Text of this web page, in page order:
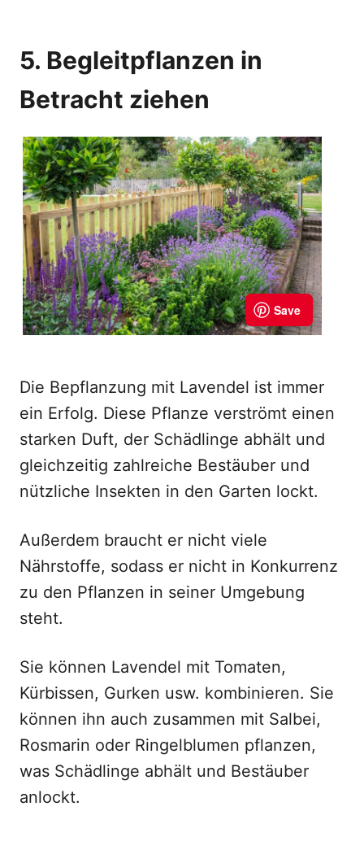
5. Begleitpflanzen in
Betracht ziehen
Die Bepflanzung mit Lavendel ist immer
ein Erfolg. Diese Pflanze verströmt einen
starken Duft, der Schädlinge abhält und
gleichzeitig zahlreiche Bestäuber und
nützliche Insekten in den Garten lockt.
Außerdem braucht er nicht viele
Nährstoffe, sodass er nicht in Konkurrenz
zu den Pflanzen in seiner Umgebung
steht.
Sie können Lavendel mit Tomaten,
Kürbissen, Gurken usw. kombinieren. Sie
können ihn auch zusammen mit Salbei,
Rosmarin oder Ringelblumen pflanzen,
was Schädlinge abhält und Bestäuber
anlockt.